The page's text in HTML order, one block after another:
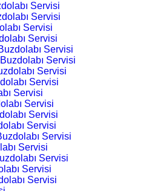
Servisi
Servisi
Servisi
Servisi
Servisi
Servisi
Servisi
Servisi
Servisi
Servisi
Servisi
Servisi
Servisi
Servisi
Servisi
Servisi
Servisi